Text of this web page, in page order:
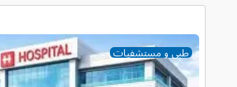
طبى و مستشفيات